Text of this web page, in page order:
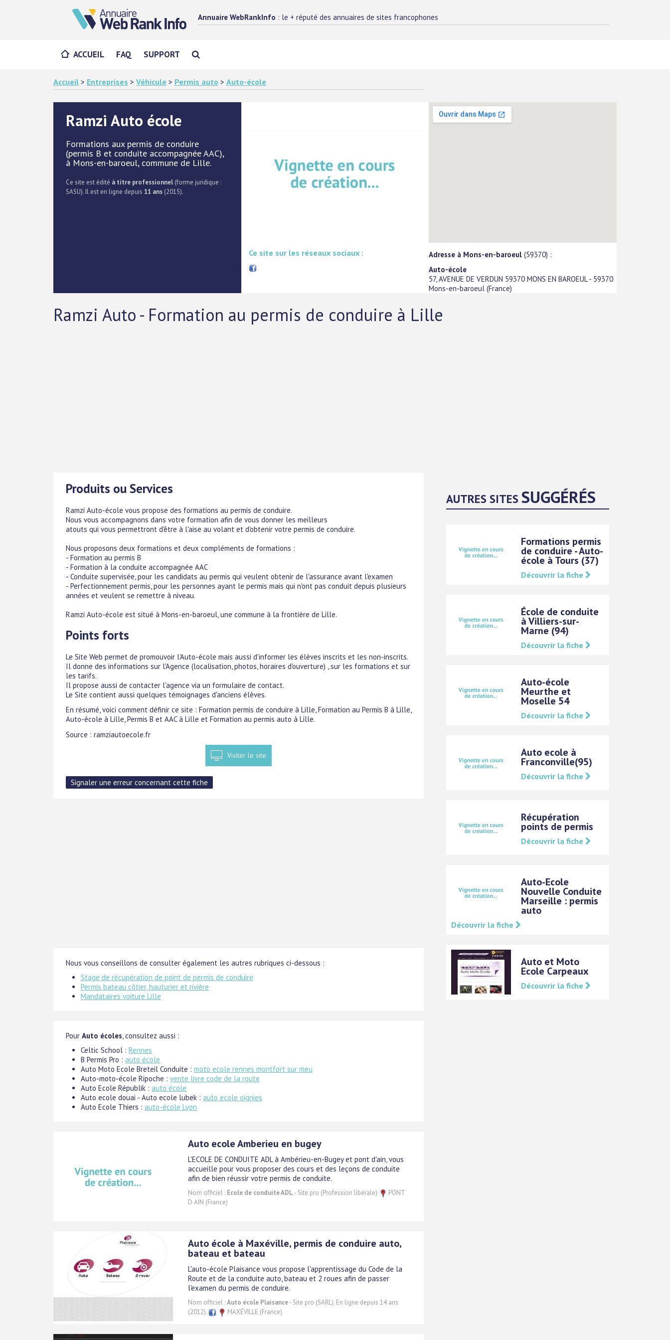
Annuaire WebRankInfo : le + réputé des annuaires de sites francophones
ACCUEIL FAQ SUPPORT
Accueil > Entreprises > Véhicule > Permis auto > Auto-école
Ramzi Auto école
Formations aux permis de conduire
(permis B et conduite accompagnée AAC),
à Mons-en-baroeul, commune de Lille.
Ce site est édité à titre professionnel (forme juridique :
SASU). Il est en ligne depuis 11 ans (2015).
Ce site sur les réseaux sociaux : Adresse à Mons-en-baroeul (59370) :
Auto-école
57, AVENUE DE VERDUN 59370 MONS EN BAROEUL- 59370
Mons-en-baroeul (France)
Ramzi Auto - Formation au permis de conduire à Lille
Produits ou Services
Ramzi Auto-école vous propose des formations au permis de conduire.
Nous vous accompagnons dans votre formation afin de vous donner les meilleurs
atouts qui vous permettront d'être à l'aise au volant et d'obtenir votre permis de conduire.
Nous proposons deux formations et deux compléments de formations :
- Formation au permis B
- Formation à la conduite accompagnée AAC
- Conduite supervisée, pour les candidats au permis qui veulent obtenir de l'assurance avant l'examen
- Perfectionnement permis, pour les personnes ayant le permis mais qui n'ont pas conduit depuis plusieurs
années et veulent se remettre à niveau.
Ramzi Auto-école est situé à Mons-en-baroeul, une commune à la frontière de Lille.
Points forts
Le Site Web permet de promouvoir l'Auto-école mais aussi d'informer les élèves inscrits et les non-inscrits.
Il donne des informations sur l'Agence (localisation, photos, horaires d'ouverture) , sur les formations et sur
les tarifs.
Il propose aussi de contacter l'agence via un formulaire de contact.
Le Site contient aussi quelques témoignages d'anciens élèves.
En résumé, voici comment définir ce site : Formation permis de conduire à Lille, Formation au Permis B à Lille,
Auto-école à Lille, Permis B et AAC à Lille et Formation au permis auto à Lille.
Source : ramziautoecole.fr
Visiter le site
Nous vous conseillons de consulter également les autres rubriques ci-dessous :
Stage de récupération de point de permis de conduire
Permis bateau côtier, hauturier et rivière
Mandataires voiture Lille
Pour Auto écoles , consultez aussi :
Celtic School : Rennes
B Permis Pro : auto école
Auto Moto Ecole Breteil Conduite : moto ecole rennes montfort sur meu
Auto-moto-école Ripoche : vente livre code de la route
Auto Ecole Républik : auto école
Auto ecole douai - Auto ecole lubek : auto ecole oignies
Auto Ecole Thiers : auto-école Lyon
Auto ecole Amberieu en bugey
L'ECOLE DE CONDUITE ADL à Ambérieu-en-Bugey et pont d'ain, vous
accueille pour vous proposer des cours et des leçons de conduite
afin de bien réussir votre permis de conduite.
Nom officiel : Ecole de conduite ADL - Site pro (Profession libérale)
PONT
D AIN (France)
Auto école à Maxéville, permis de conduire auto,
bateau et bateau
L'auto-école Plaisance vous propose l'apprentissage du Code de la
Route et de la conduite auto, bateau et 2 roues afin de passer
l'examen du permis de conduire.
Nom officiel :Auto école Plaisance- Site pro (SARL). En ligne depuis 14 ans
(2012).
MAXÉVILLE (France)
AUTRES SITESSUGGÉRÉS
Formations permis
de conduire - Auto-
école à Tours (37)
Découvrir la fiche
École de conduite
à Villiers-sur-
Marne (94)
Découvrir la fiche
Auto-école
Meurthe et
Moselle 54
Découvrir la fiche
Auto ecole à
Franconville(95)
Découvrir la fiche
Récupération
points de permis
Découvrir la fiche
Auto-Ecole
Nouvelle Conduite
Marseille : permis
auto
Découvrir la fiche
Auto et Moto
Ecole Carpeaux
Découvrir la fiche